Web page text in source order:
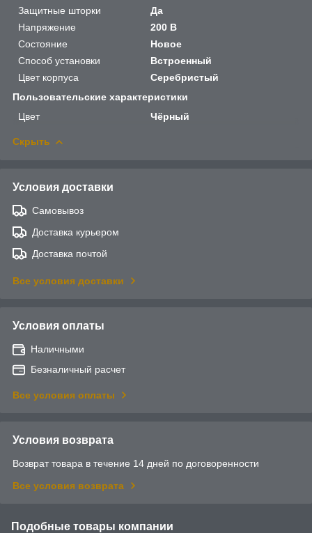
Защитные шторки
Да
Напряжение
200 В
Состояние
Новое
Способ установки
Встроенный
Цвет корпуса
Серебристый
Пользовательские характеристики
Цвет
Чёрный
Скрыть
Условия доставки
Самовывоз
Доставка курьером
Доставка почтой
Все условия доставки
Условия оплаты
Наличными
Безналичный расчет
Все условия оплаты
Условия возврата
Возврат товара в течение 14 дней по договоренности
Все условия возврата
Подобные товары компании